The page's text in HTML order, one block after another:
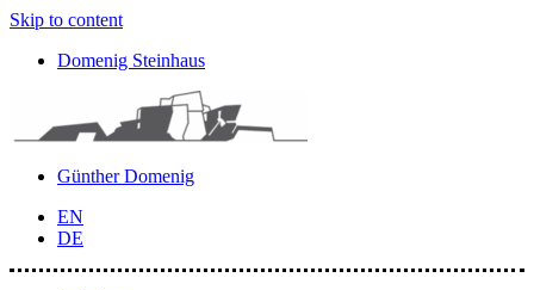
Skip to content
Domenig Steinhaus
Günther Domenig
EN
DE